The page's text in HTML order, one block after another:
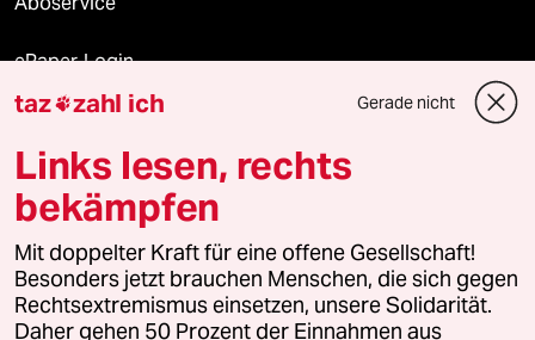
ePaper Login
Downloads für Abonnierende
© 2026 taz Verlags und Vertriebs GmbH
Alle Rechte vorbehalten. Bei rechtlichen Fragen oder für Genehmigungen
wenden Sie sich bitte an
lizenzen@taz.de
taz zahl ich Gerade nicht
Links lesen, rechts
bekämpfen
Mit doppelter Kraft für eine offene Gesellschaft!
Besonders jetzt brauchen Menschen, die sich gegen
Rechtsextremismus einsetzen, unsere Solidarität.
Daher gehen 50 Prozent der Einnahmen aus